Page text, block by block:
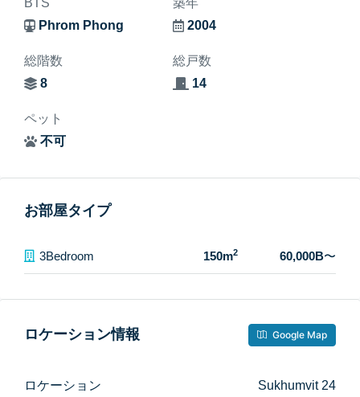
Phrom Phong
2004
総階数
8
総戸数
14
ペット
不可
お部屋タイプ
3Bedroom 150m2 60,000B〜
ロケーション情報 Google Map
ロケーション Sukhumvit 24